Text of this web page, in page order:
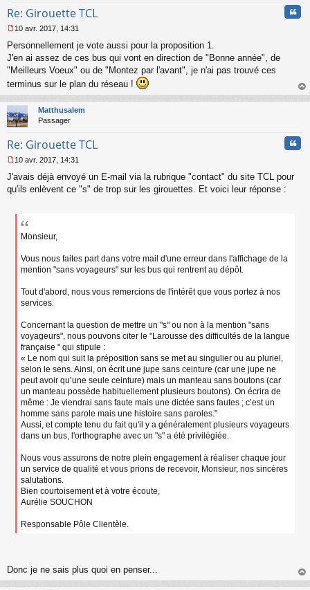
Re: Girouette TCL
e
s
s
g
o
n
u
10 avr. 2017, 14:31
Personnellement je vote aussi pour la proposition 1.
J'en ai assez de ces bus qui vont en direction de "Bonne année", de
"Meilleurs Voeux" ou de "Montez par l'avant", je n'ai pas trouvé ces
terminus sur le plan du réseau !
au
Matthusalem
Passager
Re: Girouette TCL
e
s
10 avr. 2017, 14:31
J'avais déjà envoyé un E-mail via la rubrique "contact" du site TCL pour
qu'ils enlèvent ce "s" de trop sur les girouettes. Et voici leur réponse :
Monsieur,
Vous nous faites part dans votre mail d'une erreur dans l'affichage de la
mention "sans voyageurs" sur les bus qui rentrent au dépôt.
Tout d'abord, nous vous remercions de l'intérêt que vous portez à nos
services.
Concernant la question de mettre un "s" ou non à la mention "sans
voyageurs", nous pouvons citer le "Larousse des difficultés de la langue
française " qui stipule :
« Le nom qui suit la préposition sans se met au singulier ou au pluriel,
selon le sens. Ainsi, on écrit une jupe sans ceinture (car une jupe ne
peut avoir qu’une seule ceinture) mais un manteau sans boutons (car
un manteau possède habituellement plusieurs boutons). On écrira de
même : Je viendrai sans faute mais une dictée sans fautes ; c’est un
homme sans parole mais une histoire sans paroles."
Aussi, et compte tenu du fait qu'il y a généralement plusieurs voyageurs
dans un bus, l'orthographe avec un "s" a été privilégiée.
Nous vous assurons de notre plein engagement à réaliser chaque jour
un service de qualité et vous prions de recevoir, Monsieur, nos sincères
salutations.
Bien courtoisement et à votre écoute,
Aurélie SOUCHON
Responsable Pôle Clientèle.
Donc je ne sais plus quoi en penser...
au